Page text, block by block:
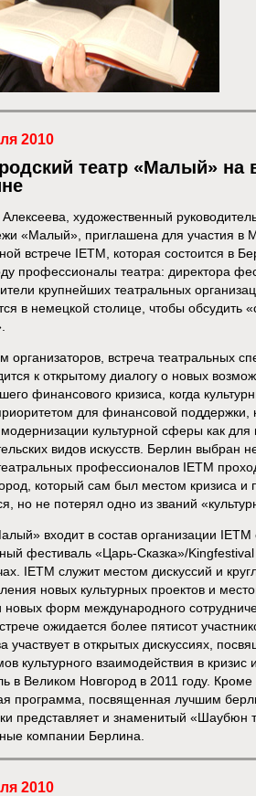
2010
театр «Малый» на
художественный
«Малый», приглашена для участия в
встрече IETM, которая состоится в
профессионалы театра: директора
крупнейших театральных
в немецкой столице, чтобы обсудить
организаторов, встреча театральных
к открытому диалогу о новых
финансового кризиса, когда
для финансовой поддержки,
культурной сферы как
видов искусств. Берлин выбран
профессионалов IETM
который сам был местом кризиса и
но не потерял одно из званий
входит в состав организации
фестиваль «Царь-Сказка»/
IETM служит местом дискуссий и
новых культурных проектов и
форм международного
ожидается более пятисот
участвует в открытых дискуссиях,
культурного взаимодействия в
в Великом Новгород в 2011 году. Кроме
программа, посвященная лучшим
представляет и знаменитый «Шаубюн
компании Берлина.
2010